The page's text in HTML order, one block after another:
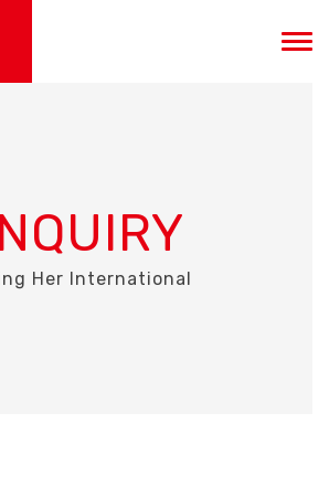
Her International